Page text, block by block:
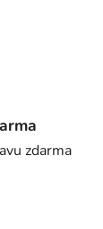
zdarma